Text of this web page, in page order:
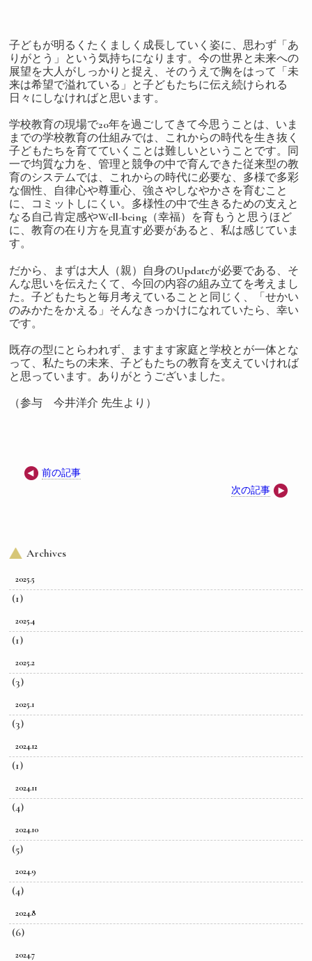
子どもが明るくたくましく成長していく姿に、思わず「あ
りがとう」という気持ちになります。今の世界と未来への
展望を大人がしっかりと捉え、そのうえで胸をはって「未
来は希望で溢れている」と子どもたちに伝え続けられる
日々にしなければと思います。
学校教育の現場で20年を過ごしてきて今思うことは、いま
までの学校教育の仕組みでは、これからの時代を生き抜く
子どもたちを育てていくことは難しいということです。同
一で均質な力を、管理と競争の中で育んできた従来型の教
育のシステムでは、これからの時代に必要な、多様で多彩
な個性、自律心や尊重心、強さやしなやかさを育むこと
に、コミットしにくい。多様性の中で生きるための支えと
なる自己肯定感やWell-being（幸福）を育もうと思うほど
に、教育の在り方を見直す必要があると、私は感じていま
す。
だから、まずは大人（親）自身のUpdateが必要である、そ
んな思いを伝えたくて、今回の内容の組み立てを考えまし
た。子どもたちと毎月考えていることと同じく、「せかい
のみかたをかえる」そんなきっかけになれていたら、幸い
です。
既存の型にとらわれず、ますます家庭と学校とが一体とな
って、私たちの未来、子どもたちの教育を支えていければ
と思っています。ありがとうございました。
（参与 今井洋介 先生より）
前の記事
次の記事
Archives
2025.5
(1)
2025.4
(1)
2025.2
(3)
2025.1
(3)
2024.12
(1)
2024.11
(4)
2024.10
(5)
2024.9
(4)
2024.8
(6)
2024.7